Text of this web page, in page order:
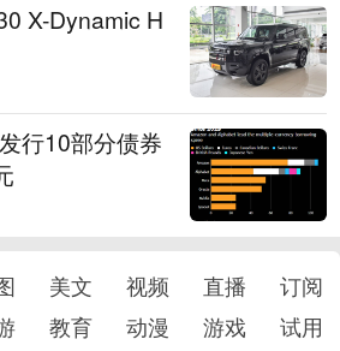
X-Dynamic H
行10部分债券
美文 视频 直播
订阅
教育 动漫 游戏 试用